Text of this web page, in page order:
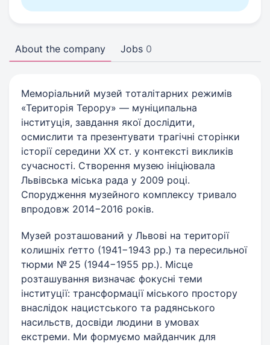
About the company Jobs 0
Меморіальний музей тоталітарних режимів
«Територія Терору» — муніципальна
інституція, завдання якої дослідити,
осмислити та презентувати трагічні сторінки
історії середини ХХ ст. у контексті викликів
сучасності. Створення музею ініціювала
Львівська міська рада у 2009 році.
Спорудження музейного комплексу тривало
впродовж 2014−2016 років.
Музей розташований у Львові на території
колишніх ґетто (1941−1943 рр.) та пересильної
тюрми № 25 (1944−1955 рр.). Місце
розташування визначає фокусні теми
інституції: трансформації міського простору
внаслідок нацистського та радянського
насильств, досвіди людини в умовах
екстреми. Ми формуємо майданчик для